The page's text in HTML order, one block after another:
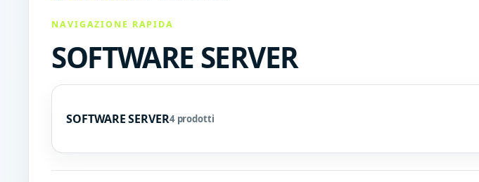
NAVIGAZIONE RAPIDA
SOFTWARE SERVER
SOFTWARE SERVER4 prodotti